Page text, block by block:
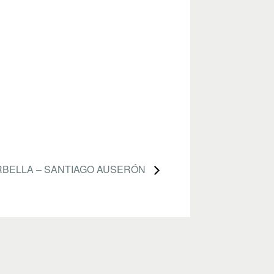
– SANTIAGO AUSERÓN